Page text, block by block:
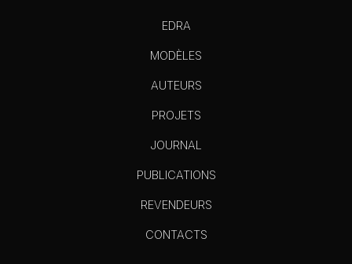
EDRA
MODÈLES
AUTEURS
PROJETS
JOURNAL
PUBLICATIONS
REVENDEURS
CONTACTS